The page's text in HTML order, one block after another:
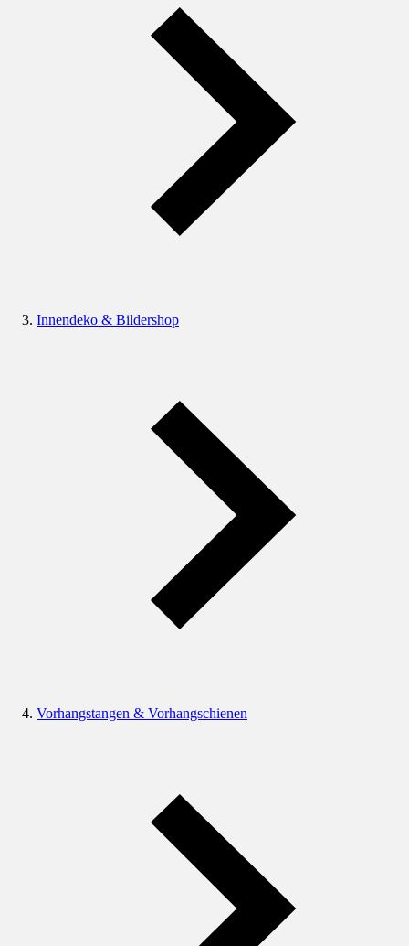
Innendeko & Bildershop
Vorhangstangen & Vorhangschienen